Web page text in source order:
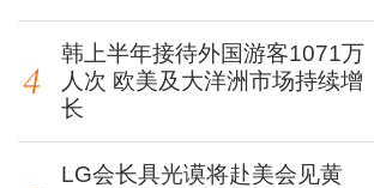
韩上半年接待外国游客1071万
人次 欧美及大洋洲市场持续增
长
LG会长具光谟将赴美会见黄